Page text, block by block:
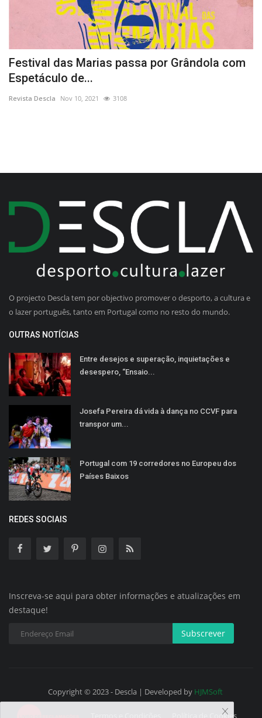
Festival das Marias passa por Grândola com
Espetáculo de...
Revista Descla Nov 10, 2021 3108
O projecto Descla tem por objectivo promover o desporto, a cultura e
o lazer português, tanto em Portugal como no resto do mundo.
OUTRAS NOTÍCIAS
Entre desejos e superação, inquietações e
desespero, “Ensaio...
Josefa Pereira dá vida à dança no CCVF para
transpor um...
Portugal com 19 corredores no Europeu dos
Países Baixos
REDES SOCIAIS
Inscreva-se aqui para obter informações e atualizações em
destaque!
Subscrever
Copyright © 2023 - Descla | Developed by HJMSoft
Política de Cookies